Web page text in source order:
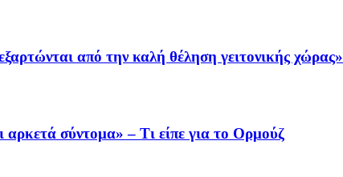
από την καλή θέληση γειτονικής χώρας»
αρκετά σύντομα» – Τι είπε για το Ορμούζ